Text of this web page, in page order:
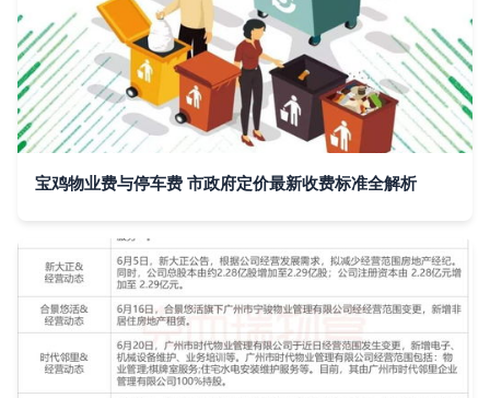
宝鸡物业费与停车费 市政府定价最新收费标准全解析